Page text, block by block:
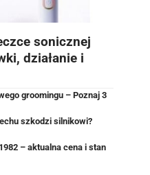
sonicznej
działanie i
groomingu – Poznaj 3
szkodzi silnikowi?
– aktualna cena i stan